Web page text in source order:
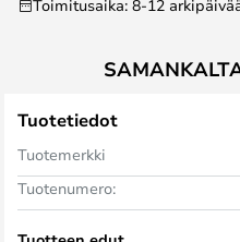
Toimitusaika: 8-12
Tuotetiedot
Tuotemerkki
Tuotenumero: